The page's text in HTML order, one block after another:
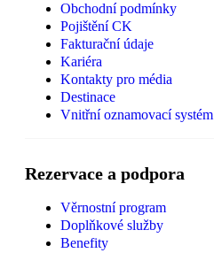
Obchodní podmínky
Pojištění CK
Fakturační údaje
Kariéra
Kontakty pro média
Destinace
Vnitřní oznamovací systém
Rezervace a podpora
Věrnostní program
Doplňkové služby
Benefity